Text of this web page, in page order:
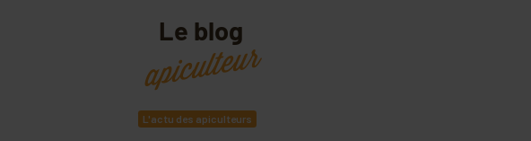
Le blog
apiculteur
L'actu des apiculteurs